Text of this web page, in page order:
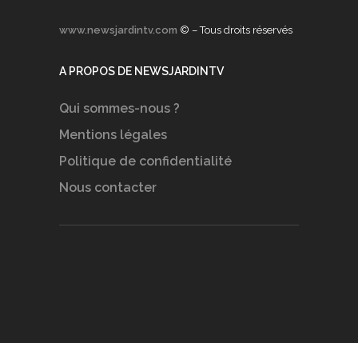
www.newsjardintv.com © – Tous droits réservés
A PROPOS DE NEWSJARDINTV
Qui sommes-nous ?
Mentions légales
Politique de confidentialité
Nous contacter